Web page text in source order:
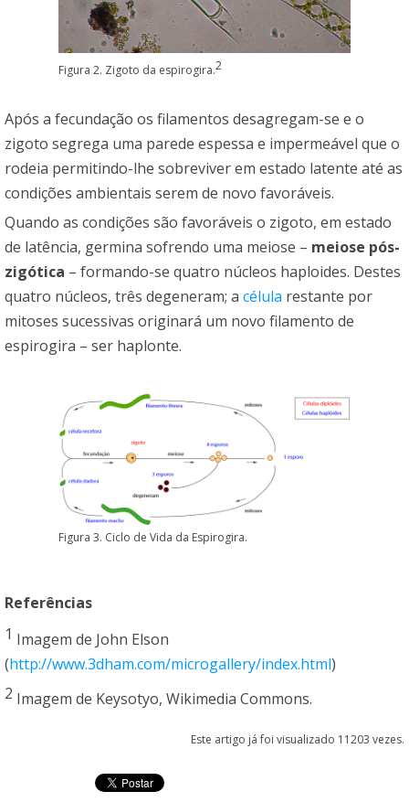
Figura 2. Zigoto da espirogira.2
Após a fecundação os filamentos desagregam-se e o
zigoto segrega uma parede espessa e impermeável que o
rodeia permitindo-lhe sobreviver em estado latente até as
condições ambientais serem de novo favoráveis.
Quando as condições são favoráveis o zigoto, em estado
de latência, germina sofrendo uma meiose – meiose pós-
zigótica – formando-se quatro núcleos haploides. Destes
quatro núcleos, três degeneram; a célula restante por
mitoses sucessivas originará um novo filamento de
espirogira – ser haplonte.
Figura 3. Ciclo de Vida da Espirogira.
Referências
1 Imagem de John Elson
(http://www.3dham.com/microgallery/index.html)
2 Imagem de Keysotyo, Wikimedia Commons.
Este artigo já foi visualizado 11203 vezes.